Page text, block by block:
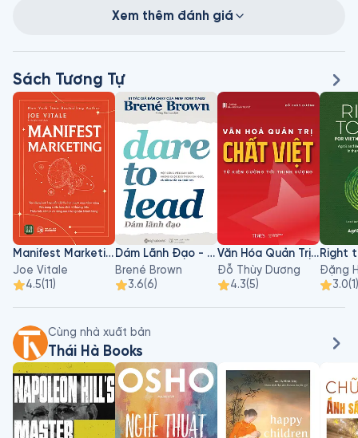
Xem thêm đánh giá
Sách Tương Tự
Manifest Marketing
Joe Vitale
4.5(11)
Dám Lãnh Đạo - Dare To Lead
Brené Brown
3.6(6)
Văn Hóa Quản Trị Chất Việt
Đỗ Thùy Dương
4.3(5)
Đặng
3.0(1)
Cùng nhà xuất bản
Thái Hà Books